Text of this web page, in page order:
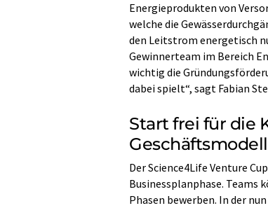
Energieprodukten von
welche die
den Leitstrom energetisch
Gewinnerteam im Bereich
wichtig die
dabei spielt“, sagt Fabian
Start frei für die
Der Science4Life Venture
Businessplanphase. Teams
Phasen bewerben. In der